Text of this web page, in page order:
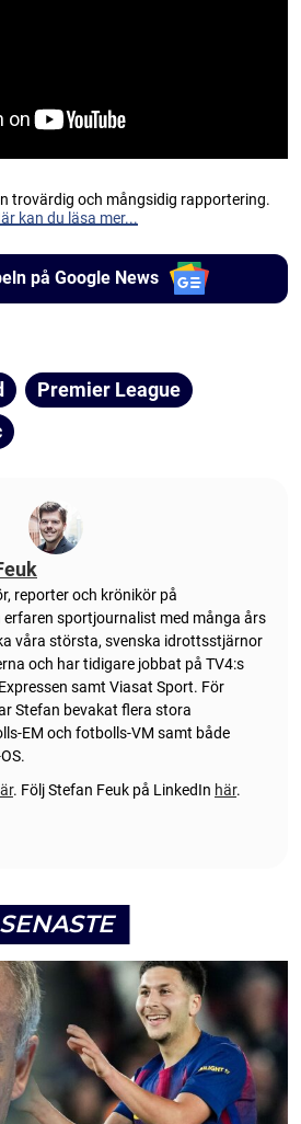
trovärdig och mångsidig rapportering.
kan du läsa mer...
på Google News
Premier League
reporter och krönikör på
erfaren sportjournalist med många års
våra största, svenska idrottsstjärnor
och har tidigare jobbat på TV4:s
samt Viasat Sport. För
Stefan bevakat flera stora
EM och fotbolls-VM samt både
. Följ Stefan Feuk på LinkedIn här.
SENASTE